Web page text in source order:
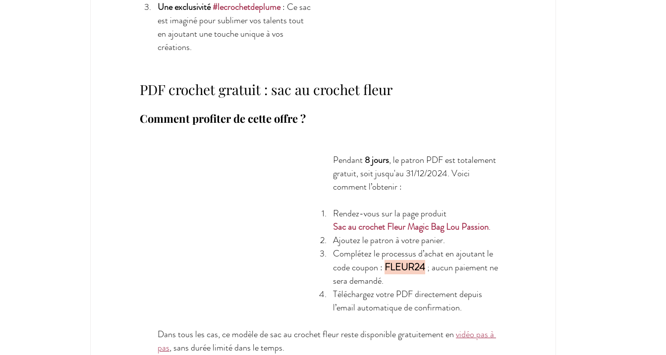
Une exclusivité #lecrochetdeplume : Ce sac
est imaginé pour sublimer vos talents tout
en ajoutant une touche unique à vos
créations.
PDF crochet gratuit : sac au crochet fleur
Comment profiter de cette offre ?
Pendant 8 jours, le patron PDF est totalement
gratuit, soit jusqu'au 31/12/2024. Voici
comment l’obtenir :
Rendez-vous sur la page produit
Sac au crochet Fleur Magic Bag Lou Passion.
Ajoutez le patron à votre panier.
Complétez le processus d’achat en ajoutant le
code coupon : FLEUR24 ; aucun paiement ne
sera demandé.
Téléchargez votre PDF directement depuis
l’email automatique de confirmation.
Dans tous les cas, ce modèle de sac au crochet fleur reste disponible gratuitement en vidéo pas à
pas, sans durée limité dans le temps.